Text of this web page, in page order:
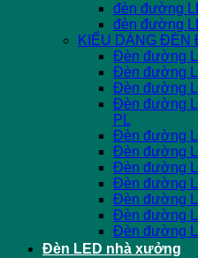
đèn đường
đèn đường
KIỂU DÁNG ĐÈN
Đèn đường
Đèn đường
Đèn đường
Đèn đường
PL
Đèn đường
Đèn đường
Đèn đường
Đèn đường
Đèn đường
Đèn đường
Đèn đường
Đèn LED nhà xưởng